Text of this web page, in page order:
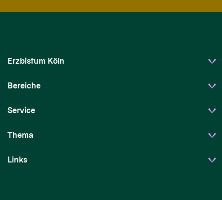
Erzbistum Köln
Bereiche
Service
Thema
Links